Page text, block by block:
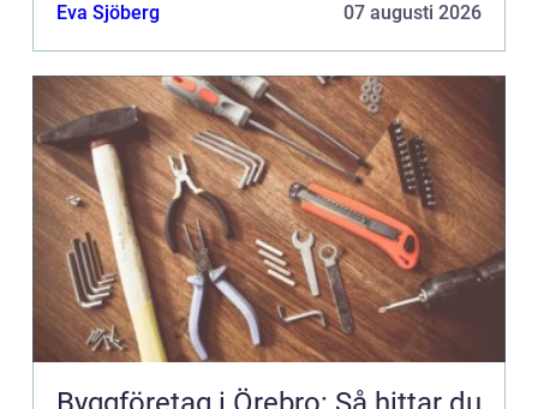
Eva Sjöberg 07 augusti 2026